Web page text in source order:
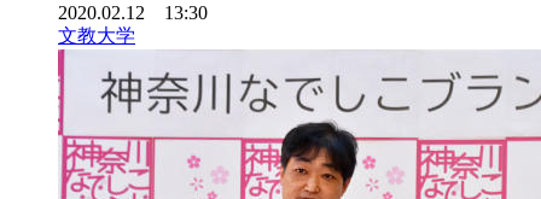
2020.02.12 13:30
文教大学